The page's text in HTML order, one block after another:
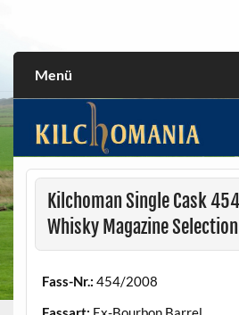
Menü
Kilchoman Single Cask
Whisky Magazine Selection
Fass-Nr.: 454/2008